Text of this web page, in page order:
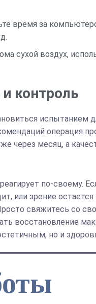
время за
сухой воздух,
контроль
испытанием
операция
через месяц, а
по-своему.
или зрение
свяжитесь со
восстановление
но и